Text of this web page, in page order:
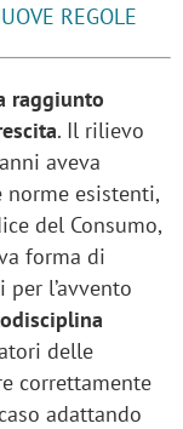
REGOLE
raggiunto
. Il rilievo
aveva
esistenti,
del Consumo,
forma di
l’avvento
delle
correttamente
adattando